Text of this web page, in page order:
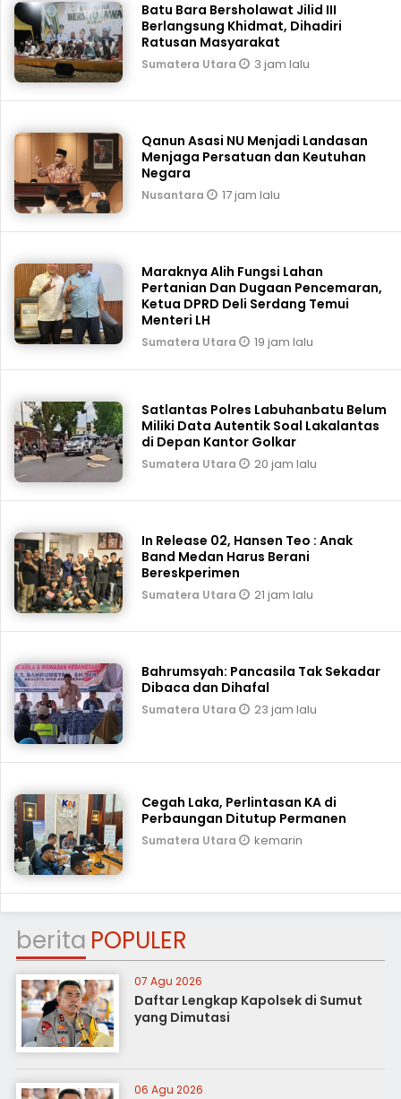
Batu Bara Bersholawat Jilid III
Berlangsung Khidmat, Dihadiri
Ratusan Masyarakat
Sumatera Utara 3 jam lalu
Qanun Asasi NU Menjadi Landasan
Menjaga Persatuan dan Keutuhan
Negara
Nusantara 17 jam lalu
Maraknya Alih Fungsi Lahan
Pertanian Dan Dugaan Pencemaran,
Ketua DPRD Deli Serdang Temui
Menteri LH
Sumatera Utara 19 jam lalu
Satlantas Polres Labuhanbatu Belum
Miliki Data Autentik Soal Lakalantas
di Depan Kantor Golkar
Sumatera Utara 20 jam lalu
In Release 02, Hansen Teo : Anak
Band Medan Harus Berani
Bereskperimen
Sumatera Utara 21 jam lalu
Bahrumsyah: Pancasila Tak Sekadar
Dibaca dan Dihafal
Sumatera Utara 23 jam lalu
Cegah Laka, Perlintasan KA di
Perbaungan Ditutup Permanen
Sumatera Utara kemarin
berita POPULER
07 Agu 2026
Daftar Lengkap Kapolsek di Sumut
yang Dimutasi
06 Agu 2026